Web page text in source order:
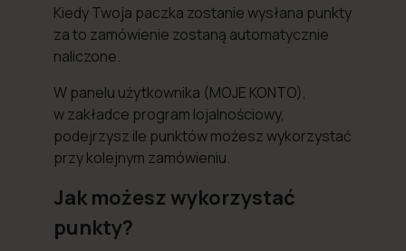
Kiedy Twoja paczka zostanie wysłana punkty
za to zamówienie zostaną automatycznie
naliczone.
W panelu użytkownika (MOJE KONTO),
w zakładce program lojalnościowy,
podejrzysz ile punktów możesz wykorzystać
przy kolejnym zamówieniu.
Jak możesz wykorzystać
punkty?